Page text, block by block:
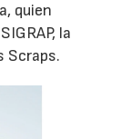
quien
la
Scraps.